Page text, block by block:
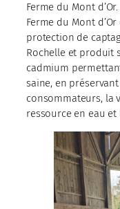
Ferme du Mont
Ferme du Mont
protection de
Rochelle et produit
cadmium
saine, en
consommateurs, la
ressource en eau